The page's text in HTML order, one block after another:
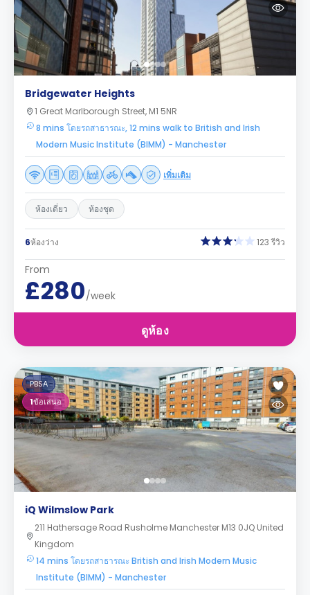
Bridgewater Heights
1 Great Marlborough Street, M1 5NR
8 mins โดยรถสาธารณะ, 12 mins walk to British and Irish
Modern Music Institute (BIMM) - Manchester
เพิ่มเติม
ห้องเดี่ยว ห้องชุด
6ห้องว่าง 123 รีวิว
From
£280/week
ดูห้อง
PBSA
1ข้อเสนอ
iQ Wilmslow Park
211 Hathersage Road Rusholme Manchester M13 0JQ United
Kingdom
14 mins โดยรถสาธารณะ British and Irish Modern Music
Institute (BIMM) - Manchester